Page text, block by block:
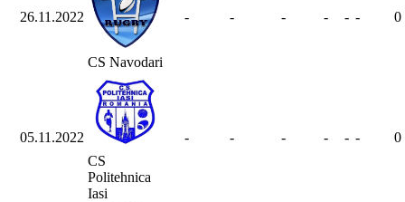
26.11.2022
CS Navodari
- - - - - - 0
05.11.2022
CS
Politehnica
Iasi
- - - - - - 0